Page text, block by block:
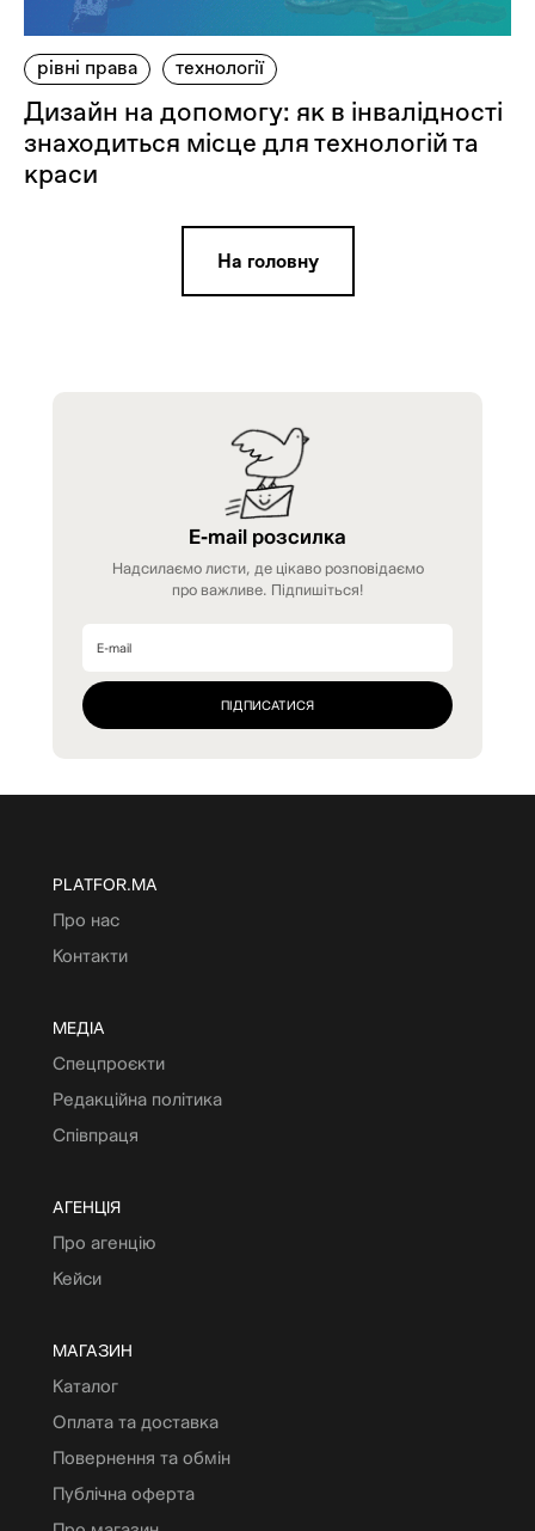
рівні права технології
Дизайн на допомогу: як в інвалідності
знаходиться місце для технологій та
краси
На головну
E-mail розсилка
Надсилаємо листи, де цікаво розповідаємо
про важливе. Підпишіться!
PLATFOR.MA
Про нас
Контакти
МЕДІА
Спецпроєкти
Редакційна політика
Співпраця
АГЕНЦІЯ
Про агенцію
Кейси
МАГАЗИН
Каталог
Оплата та доставка
Повернення та обмін
Публічна оферта